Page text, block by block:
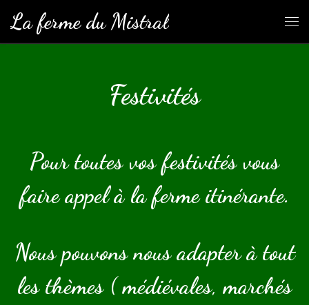
Skip to content
La ferme du Mistral
Festivités
Pour toutes vos festivités vous
faire appel à la ferme itinérante.
Nous pouvons nous adapter à tout
les thèmes ( médiévales, marchés